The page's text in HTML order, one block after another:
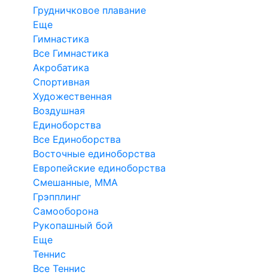
Грудничковое плавание
Еще
Гимнастика
Все Гимнастика
Акробатика
Спортивная
Художественная
Воздушная
Единоборства
Все Единоборства
Восточные единоборства
Европейские единоборства
Смешанные, ММА
Грэпплинг
Самооборона
Рукопашный бой
Еще
Теннис
Все Теннис